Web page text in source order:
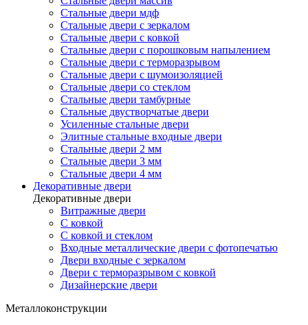
Стальные двери мдф
Стальные двери с зеркалом
Стальные двери с ковкой
Стальные двери с порошковым напылением
Стальные двери с терморазрывом
Стальные двери с шумоизоляцией
Стальные двери со стеклом
Стальные двери тамбурные
Стальные двустворчатые двери
Усиленные стальные двери
Элитные стальные входные двери
Стальные двери 2 мм
Стальные двери 3 мм
Стальные двери 4 мм
Декоративные двери
Декоративные двери
Витражные двери
С ковкой
С ковкой и стеклом
Входные металлические двери с фотопечатью
Двери входные с зеркалом
Двери с терморазрывом с ковкой
Дизайнерские двери
Металлоконструкции